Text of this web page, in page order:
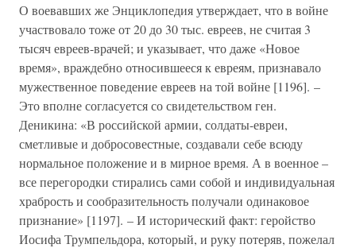
О воевавших же Энциклопедия утверждает, что в войне
участвовало тоже от 20 до 30 тыс. евреев, не считая 3
тысяч евреев-врачей; и указывает, что даже «Новое
время», враждебно относившееся к евреям, признавало
мужественное поведение евреев на той войне [1196]. –
Это вполне согласуется со свидетельством ген.
Деникина: «В российской армии, солдаты-евреи,
сметливые и добросовестные, создавали себе всюду
нормальное положение и в мирное время. А в военное –
все перегородки стирались сами собой и индивидуальная
храбрость и сообразительность получали одинаковое
признание» [1197]. – И исторический факт: геройство
Иосифа Трумпельдора, который, и руку потеряв, пожелал